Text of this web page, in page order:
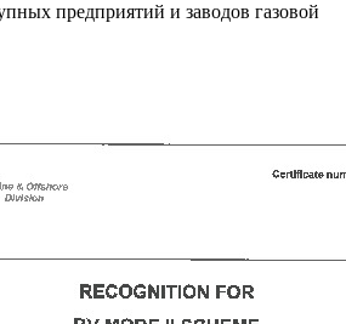
предприятий и заводов газовой